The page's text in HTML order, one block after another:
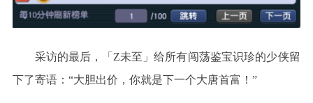
采访的最后，「 Z未至」给所有闯荡鉴宝识珍的少侠留
下了寄语：“大胆出价，你就是下一个大唐首富！”